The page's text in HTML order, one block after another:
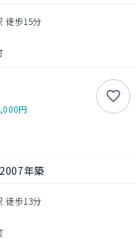
徒歩15分
円
年築
徒歩13分